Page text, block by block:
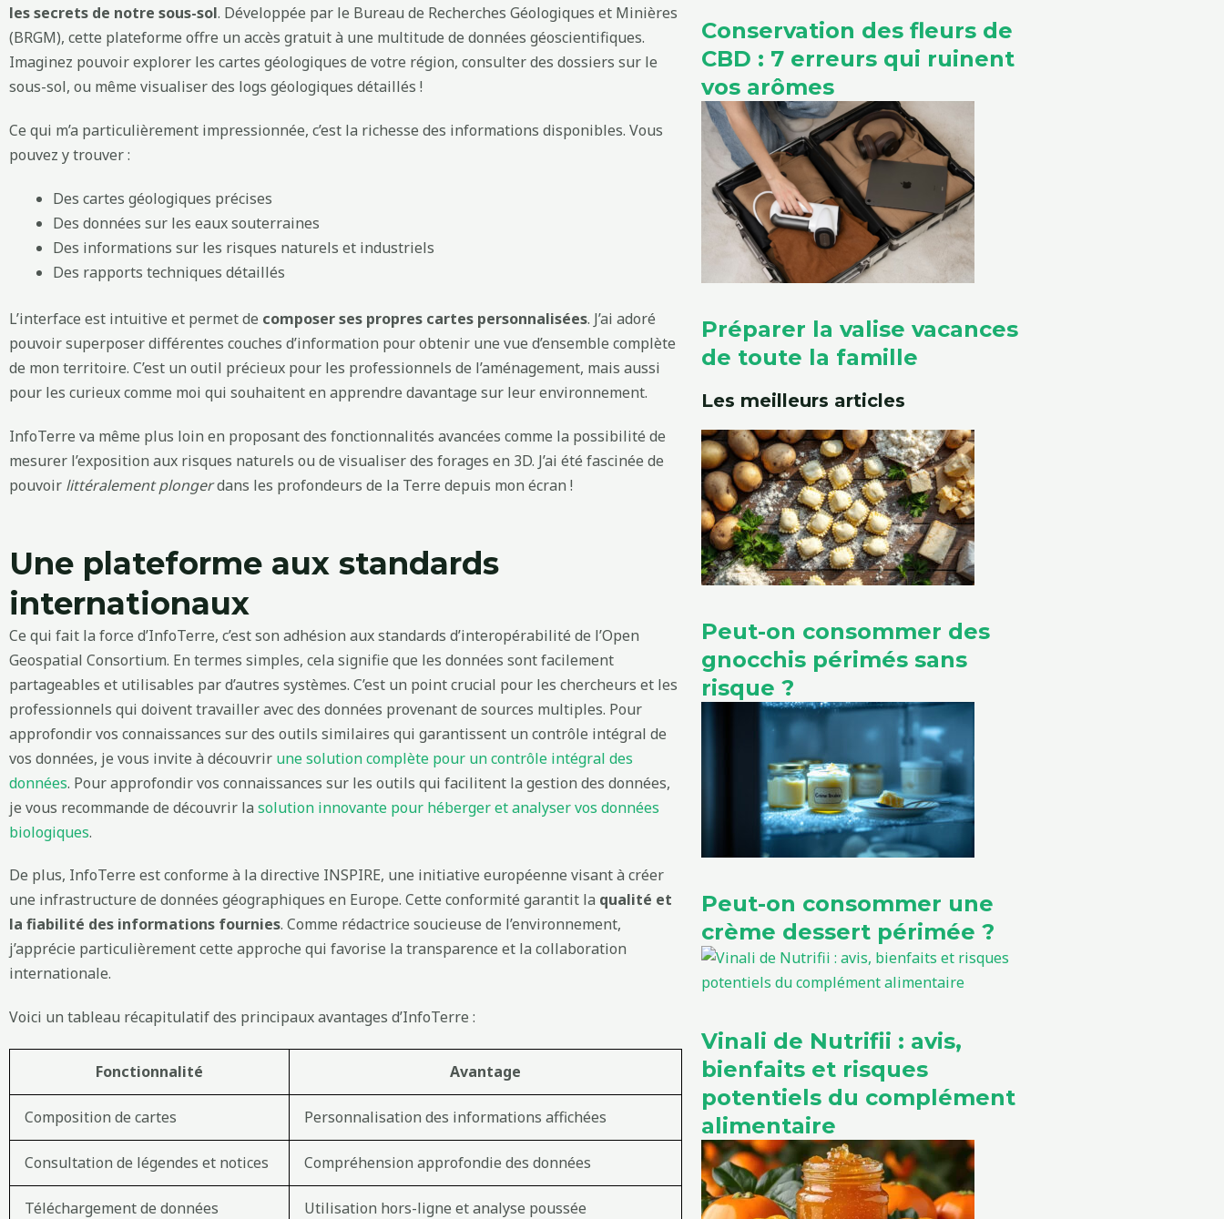
les secrets de notre sous-sol. Développée par le Bureau de Recherches Géologiques et Minières
(BRGM), cette plateforme offre un accès gratuit à une multitude de données géoscientifiques.
Imaginez pouvoir explorer les cartes géologiques de votre région, consulter des dossiers sur le
sous-sol, ou même visualiser des logs géologiques détaillés !
Ce qui m’a particulièrement impressionnée, c’est la richesse des informations disponibles. Vous
pouvez y trouver :
Des cartes géologiques précises
Des données sur les eaux souterraines
Des informations sur les risques naturels et industriels
Des rapports techniques détaillés
L’interface est intuitive et permet de composer ses propres cartes personnalisées. J’ai adoré
pouvoir superposer différentes couches d’information pour obtenir une vue d’ensemble complète
de mon territoire. C’est un outil précieux pour les professionnels de l’aménagement, mais aussi
pour les curieux comme moi qui souhaitent en apprendre davantage sur leur environnement.
InfoTerre va même plus loin en proposant des fonctionnalités avancées comme la possibilité de
mesurer l’exposition aux risques naturels ou de visualiser des forages en 3D. J’ai été fascinée de
pouvoir littéralement plongerdans les profondeurs de la Terre depuis mon écran !
Une plateforme aux standards
internationaux
Ce qui fait la force d’InfoTerre, c’est son adhésion aux standards d’interopérabilité de l’Open
Geospatial Consortium. En termes simples, cela signifie que les données sont facilement
partageables et utilisables par d’autres systèmes. C’est un point crucial pour les chercheurs et les
professionnels qui doivent travailler avec des données provenant de sources multiples. Pour
approfondir vos connaissances sur des outils similaires qui garantissent un contrôle intégral de
vos données, je vous invite à découvrir une solution complète pour un contrôle intégral des
données. Pour approfondir vos connaissances sur les outils qui facilitent la gestion des données,
je vous recommande de découvrir la solution innovante pour héberger et analyser vos données
biologiques.
De plus, InfoTerre est conforme à la directive INSPIRE, une initiative européenne visant à créer
une infrastructure de données géographiques en Europe. Cette conformité garantit la qualité et
la fiabilité des informations fournies. Comme rédactrice soucieuse de l’environnement,
j’apprécie particulièrement cette approche qui favorise la transparence et la collaboration
internationale.
Voici un tableau récapitulatif des principaux avantages d’InfoTerre :
Fonctionnalité Avantage
Composition de cartes Personnalisation des informations affichées
Consultation de légendes et notices Compréhension approfondie des données
Téléchargement de données Utilisation hors-ligne et analyse poussée
Conservation des fleurs de
CBD : 7 erreurs qui ruinent
vos arômes
Préparer la valise vacances
de toute la famille
Les meilleurs articles
Peut-on consommer des
gnocchis périmés sans
risque ?
Peut-on consommer une
crème dessert périmée ?
Vinali de Nutrifii : avis,
bienfaits et risques
potentiels du complément
alimentaire